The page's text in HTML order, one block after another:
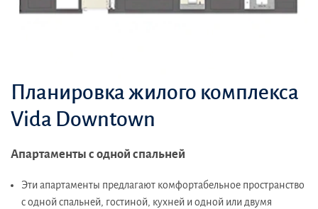
Планировка жилого комплекса
Vida Downtown
Апартаменты с одной спальней
Эти апартаменты предлагают комфортабельное пространство
с одной спальней, гостиной, кухней и одной или двумя